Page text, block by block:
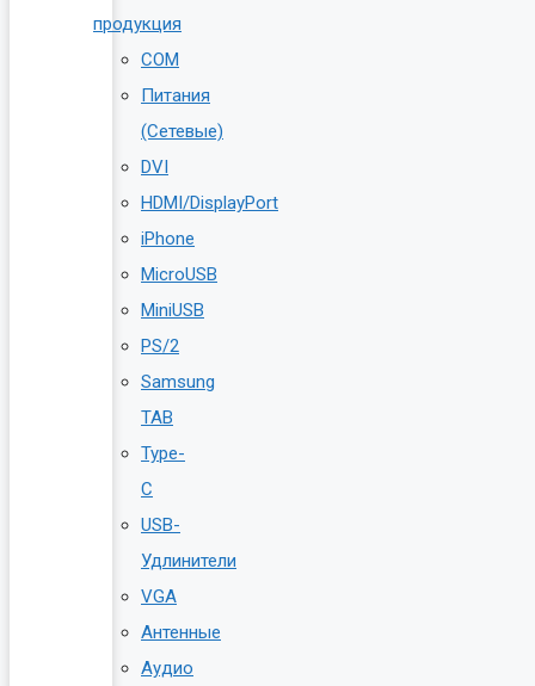
продукция
COM
Питания
(Сетевые)
DVI
HDMI/DisplayPort
iPhone
MicroUSB
MiniUSB
PS/2
Samsung
TAB
Type-
C
USB-
Удлинители
VGA
Антенные
Аудио